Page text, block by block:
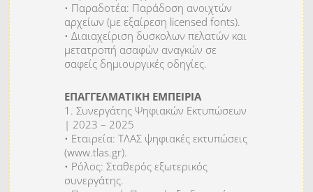
• Παραδοτέα: Παράδοση ανοιχτών
αρχείων (με εξαίρεση licensed fonts).
• Διαιαχείριση δυσκολων πελατών και
μετατροπή ασαφών αναγκών σε
σαφείς δημιουργικές οδηγίες.
ΕΠΑΓΓΕΛΜΑΤΙΚΗ ΕΜΠΕΙΡΙΑ
1. Συνεργάτης Ψηφιακών Εκτυπώσεων
| 2023 – 2025
• Εταιρεία: ΤΛΑΣ ψηφιακές εκτυπώσεις
(www.tlas.gr).
• Ρόλος: Σταθερός εξωτερικός
συνεργάτης.